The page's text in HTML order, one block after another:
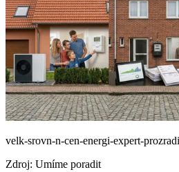
velk-srovn-n-cen-energi-expert-
Zdroj: Umíme poradit